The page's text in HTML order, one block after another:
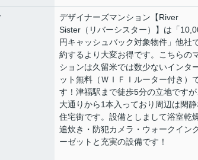
デザイナーズマンション【River
Sister（リバーシスター）】は「
円キャッシュバック対象物件」他社
約するより大変お得です。こちらの
ションは久留米では数少ないインタ
ット無料（ＷＩＦＩルーター付き）
す！津福駅まで徒歩5分の立地です
大通りから1本入っており周辺は閑
住宅街です。設備としまして浴室乾
追炊き・防犯カメラ・ウォークイン
ーゼットと充実の設備です！